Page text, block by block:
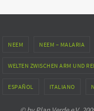
NEEM NEEM – MALARIA
WELTEN ZWISCHEN ARM UND
ESPAÑOL ITALIANO